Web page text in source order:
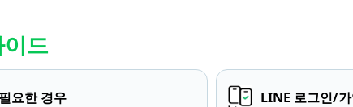
드
요한 경우 LINE 로그인/